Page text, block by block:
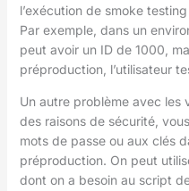
l’exécution de smoke
Par exemple, dans un
peut avoir un ID de 1000,
préproduction, l’utilisateur
Un autre problème avec les
des raisons de sécurité,
mots de passe ou aux clés
préproduction. On peut
dont on a besoin au script